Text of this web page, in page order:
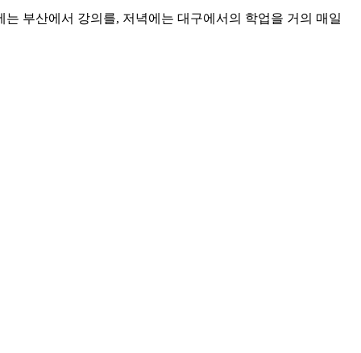
부산에서 강의를, 저녁에는 대구에서의 학업을 거의 매일